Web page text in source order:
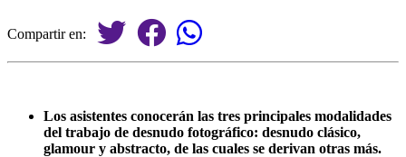
Compartir en:
Los asistentes conocerán las tres principales modalidades
del trabajo de desnudo fotográfico: desnudo clásico,
glamour y abstracto, de las cuales se derivan otras más.